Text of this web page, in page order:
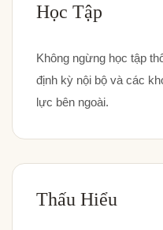
Học Tập
Không ngừng học tập
định kỳ nội bộ và các
lực bên ngoài.
Thấu Hiểu